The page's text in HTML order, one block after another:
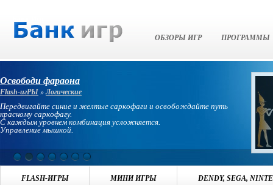
ОБЗОРЫ ИГР ПРОГРАММЫ
Освободи фараона
Flash-игРЫ »Логические
Передвигайте синие и желтые саркофаги и освобождайте путь
красному саркофагу.
С каждым уровнем комбинация усложняется.
Управление мышкой.
FLASH-ИГРЫ МИНИ ИГРЫ DENDY, SEGA,